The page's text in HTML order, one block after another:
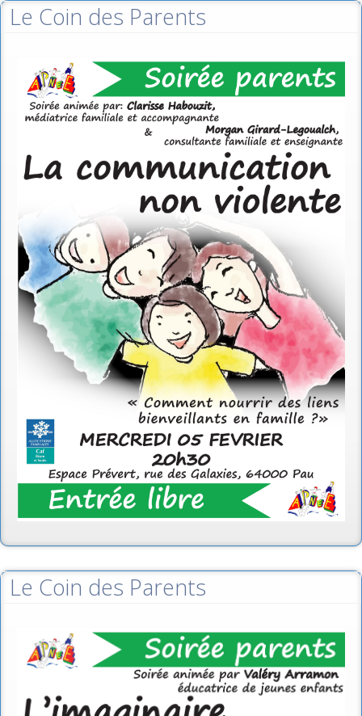
Le Coin des Parents
Le Coin des Parents